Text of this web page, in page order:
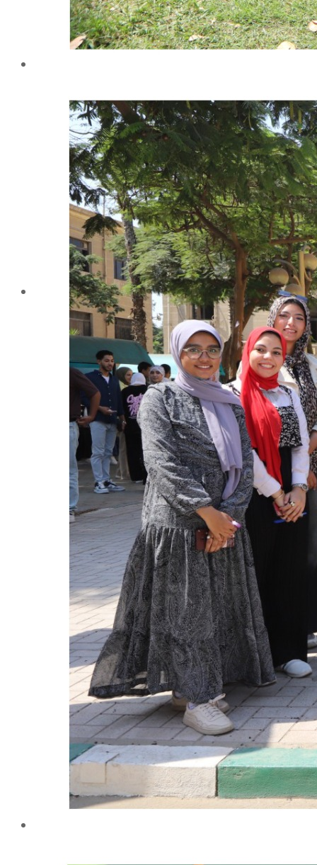
شهادة الاعتماد من الهيئة القومية لضمان جودة التعليم و
الاعتماد
الإدارة
رؤساء الأقسام العلمية
الهيكل التنظيمى
نبذة تاريخية
تاريخ الكلية
الإدارة الحالية
الخطة الإستراتجية و التنفيذية
ميثاق الأخلاقيات
بحوث فى حقوق الملكية الفكرية
إستراتجية التعليم والتعلم
البريد الإلكترونى لإدارات و مراكز الكلية
خريطة الكلية